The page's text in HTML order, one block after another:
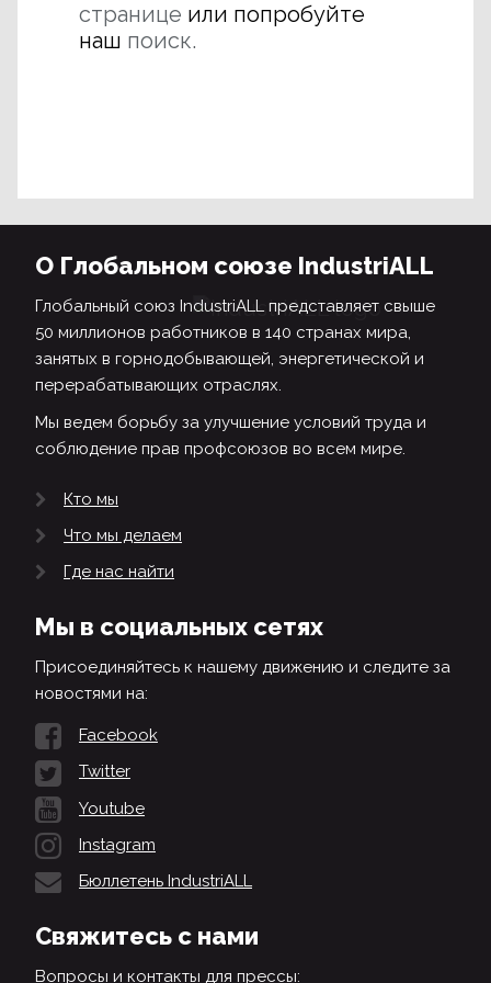
странице или попробуйте
наш поиск.
О Глобальном союзе IndustriALL
Глобальный союз IndustriALL представляет свыше
50 миллионов работников в 140 странах мира,
занятых в горнодобывающей, энергетической и
перерабатывающих отраслях.
Мы ведем борьбу за улучшение условий труда и
соблюдение прав профсоюзов во всем мире.
Кто мы
Что мы делаем
Где нас найти
Мы в социальных сетях
Присоединяйтесь к нашему движению и следите за
новостями на:
Facebook
Twitter
Youtube
Instagram
Бюллетень IndustriALL
Свяжитесь с нами
Вопросы и контакты для прессы: